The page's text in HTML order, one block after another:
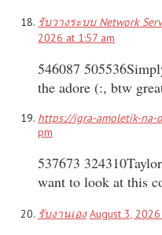
รับวางระบบ Network
2026 at 1:57 am
546087
the adore (:, btw
https://igra-amoletik-na-
pm
537673
want to look at this
รับงานเอง August 3,